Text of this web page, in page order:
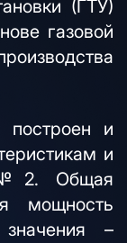
(ГТУ)
газовой
построен и
и
№2. Общая
мощность
–